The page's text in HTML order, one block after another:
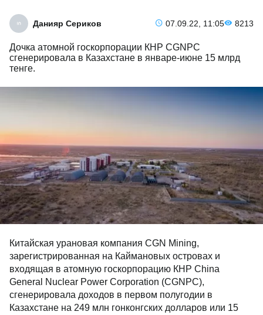
Данияр Сериков 07.09.22, 11:05 8213
Дочка атомной госкорпорации КНР CGNPC
сгенерировала в Казахстане в январе-июне 15 млрд
тенге.
Китайская урановая компания CGN Mining,
зарегистрированная на Каймановых островах и
входящая в атомную госкорпорацию КНР China
General Nuclear Power Corporation (CGNPC),
сгенерировала доходов в первом полугодии в
Казахстане на 249 млн гонконгских долларов или 15